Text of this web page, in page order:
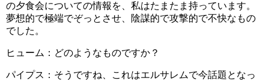
の夕食会についての情報を、私はたまたま持っています。
夢想的で極端でぞっとさせ、陰謀的で攻撃的で不快なもの
でした。
ヒューム：どのようなものですか？
パイプス：そうですね、これはエルサレムで今話題となっ